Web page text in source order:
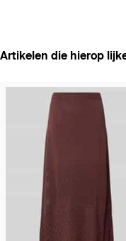
Artikelen die hierop